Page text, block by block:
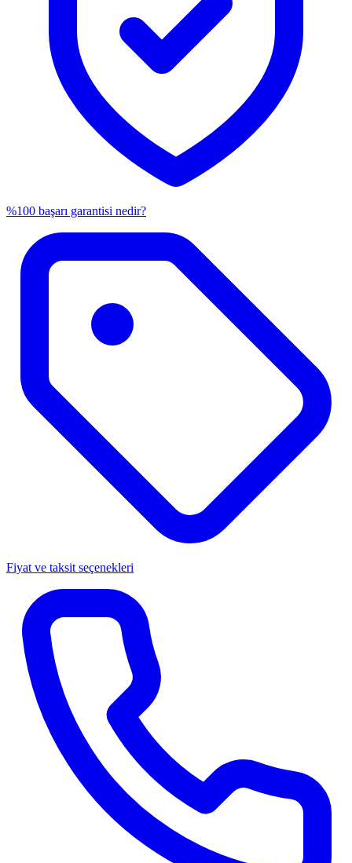
%100 başarı garantisi nedir?
Fiyat ve taksit seçenekleri